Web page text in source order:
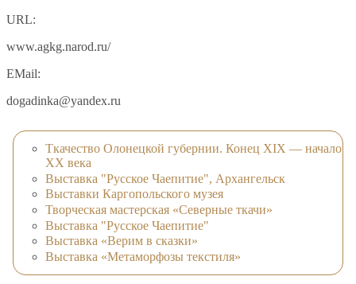
URL:
www.agkg.narod.ru/
EMail:
dogadinka@yandex.ru
Ткачество Олонецкой губернии. Конец XIX — начало
XX века
Выставка "Русское Чаепитие", Архангельск
Выставки Каргопольского музея
Творческая мастерская «Северные ткачи»
Выставка "Русское Чаепитие"
Выставка «Верим в сказки»
Выставка «Метаморфозы текстиля»